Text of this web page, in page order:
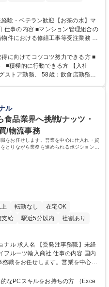
件における修繕工事等受注業務 ■
転職者が多数活躍しています
ィヴで平均約100万円/年（昨年度
円/月 ★親会社である株式会社合
、質の高いサービスと適性価格を
に向けてコツコツ努力できる方 ■
58歳：飲食店勤務
ス制度、未経験からでも下限年収
専修学校 高校 語学力： 資格：第
ル
食品業界へ挑戦/ナッツ・
/物流事務
をお任せします。営業を中心に仕入れ・貿
とりながら業務を進められるポジションで
転勤なし
在宅OK
支給 駅近5分以内
社割あり
職】未経
入商社 仕事の内容 国内
職をお任せします。営業を中心に
ュニケーションをとりながら業務
なPCスキルをお持ちの方 （Exce